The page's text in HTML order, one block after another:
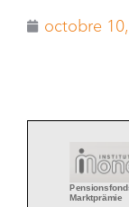
octobre
Marktprämie